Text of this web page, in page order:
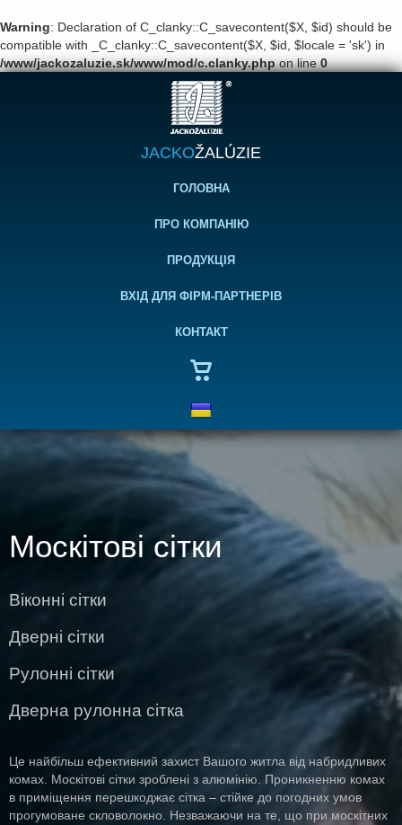
Warning: Declaration of C_clanky::C_savecontent($X, $id) should be
compatible with _C_clanky::C_savecontent($X, $id, $locale = 'sk') in
/www/jackozaluzie.sk/www/mod/c.clanky.phpon line0
JACKOŽALÚZIE
ГОЛОВНА
ПРО КОМПАНІЮ
ПРОДУКЦІЯ
ВХІД ДЛЯ ФІРМ-ПАРТНЕРІВ
КОНТАКТ
Москітові сітки
Віконні сітки
Дверні сітки
Рулонні сітки
Дверна рулонна сітка
Це найбільш ефективний захист Вашого житла від набридливих
комах. Москітові сітки зроблені з алюмінію. Проникненню комах
в приміщення перешкоджає сітка – стійке до погодних умов
прогумоване скловолокно. Незважаючи на те, що при москітних